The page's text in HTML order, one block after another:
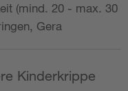
(mind. 20 - max. 30
Gera
Kinderkrippe